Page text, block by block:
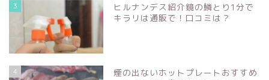
3
ヒルナンデス紹介鏡の鱗とり1分で
キラリは通販で！口コミは？
4
煙の出ないホットプレートおすすめ